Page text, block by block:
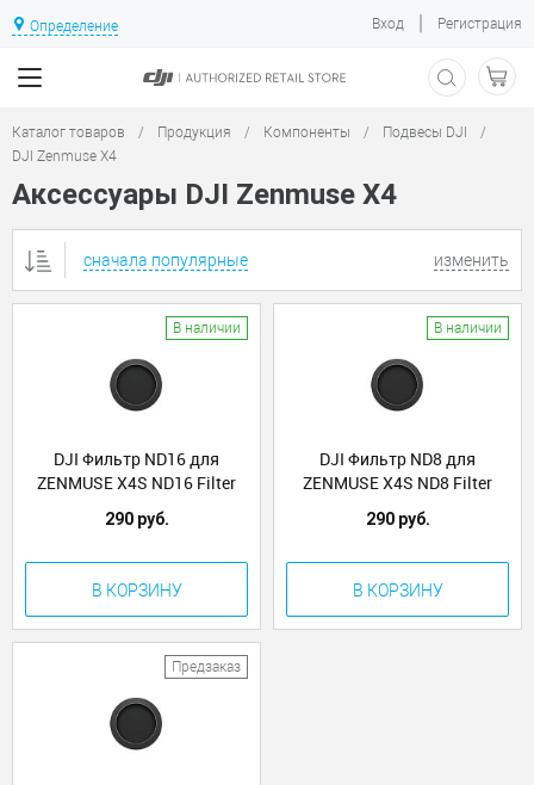
Определение Вход | Регистрация
Каталог товаров / Продукция / Компоненты / Подвесы DJI
/
DJI Zenmuse X4
Аксессуары DJI Zenmuse X4
сначала популярные изменить
В наличии
DJI Фильтр ND16 для
ZENMUSE X4S ND16 Filter
(Part9)
290 руб.
В КОРЗИНУ
В наличии
DJI Фильтр ND8 для
ZENMUSE X4S ND8 Filter
(Part8)
290 руб.
В КОРЗИНУ
Предзаказ